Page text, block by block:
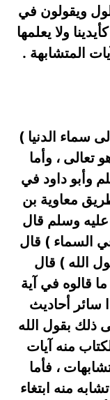
ويقولون في
ولا يعلمها
المتشابهة .
سماء الدنيا )
تعالى ، وأما
وأبو داود في
معاوية بن
عليه وسلم قال
السماء ) قال
الله ) قال
ما قالوه في آية
سائر أحاديث
ذلك بقول الله
منه آيات
، فأما
منه ابتغاء